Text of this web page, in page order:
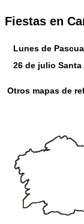
Fiestas en
Lunes de
26 de julio Santa
Otros mapas de